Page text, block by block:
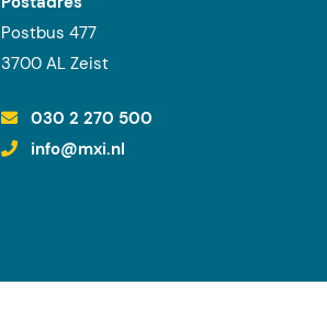
Postbus 477
3700 AL Zeist
030 2 270 500
info@mxi.nl